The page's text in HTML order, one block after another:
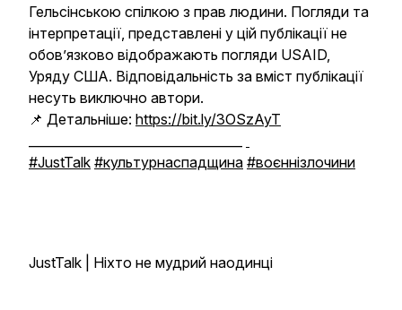
Гельсінською спілкою з прав людини. Погляди та
інтерпретації, представлені у цій публікації не
обов’язково відображають погляди USAID,
Уряду США. Відповідальність за вміст публікації
несуть виключно автори.
📌 Детальніше: https://bit.ly/3OSzAyT
#JustTalk #культурнаспадщина #воєннізлочини
JustTalk | Ніхто не мудрий наодинці